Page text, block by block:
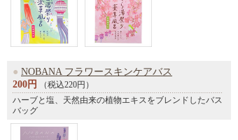
● NOBANA フラワースキンケアバス
200円
（税込220円）
ハーブと塩、天然由来の植物エキスをブレンドしたバス
バッグ